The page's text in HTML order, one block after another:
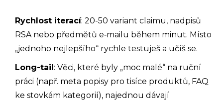
Rychlost iterací: 20-50 variant claimu, nadpisů
RSA nebo předmětů e‑mailu během minut. Místo
„jednoho nejlepšího“ rychle testuješ a učíš se.
Long-tail: Věci, které byly „moc malé“ na ruční
práci (např. meta popisy pro tisíce produktů, FAQ
ke stovkám kategorií), najednou dávají